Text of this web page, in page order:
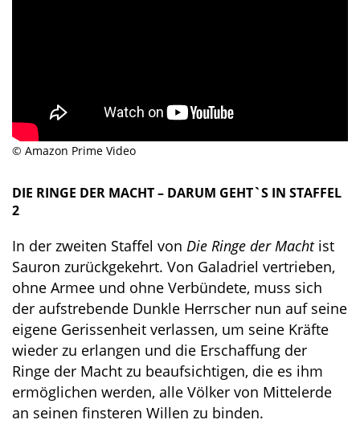
© Amazon Prime Video
DIE RINGE DER MACHT – DARUM GEHT`S IN STAFFEL
2
In der zweiten Staffel von Die Ringe der Macht ist
Sauron zurückgekehrt. Von Galadriel vertrieben,
ohne Armee und ohne Verbündete, muss sich
der aufstrebende Dunkle Herrscher nun auf seine
eigene Gerissenheit verlassen, um seine Kräfte
wieder zu erlangen und die Erschaffung der
Ringe der Macht zu beaufsichtigen, die es ihm
ermöglichen werden, alle Völker von Mittelerde
an seinen finsteren Willen zu binden.